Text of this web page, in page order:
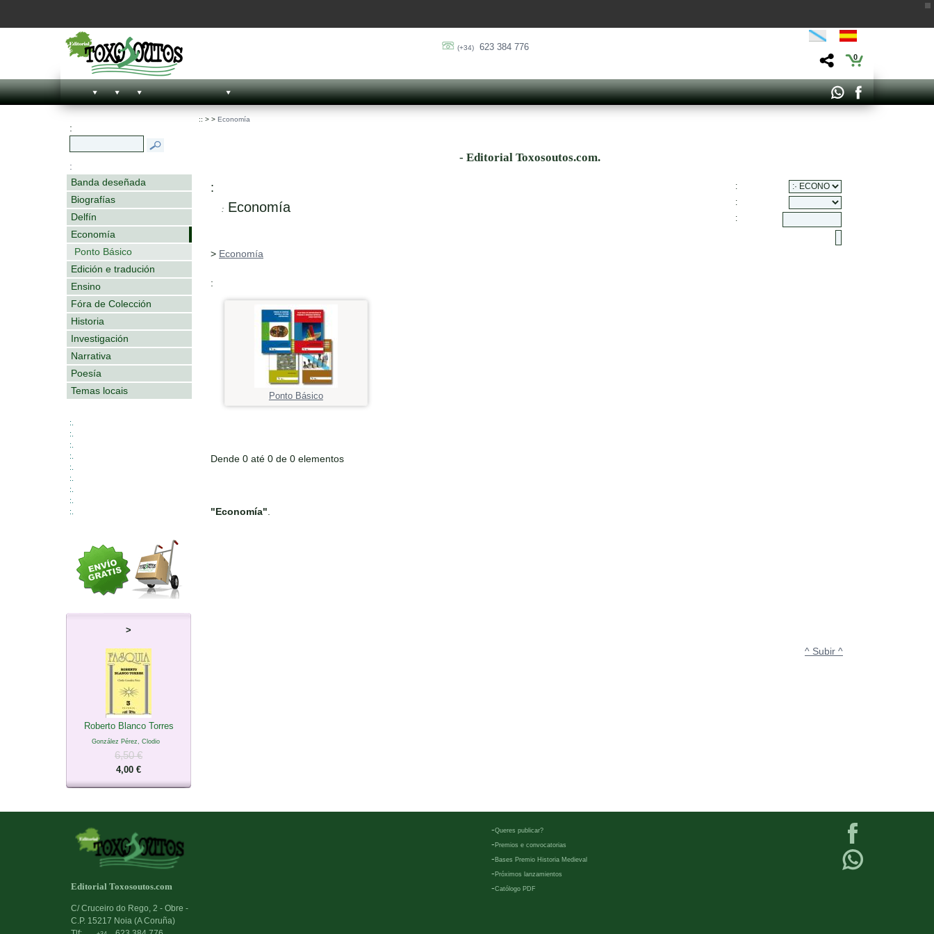
(+34) 623 384 776
0
:
:
Banda deseñada
Biografías
Delfín
Economía
Ponto Básico
Edición e tradución
Ensino
Fóra de Colección
Historia
Investigación
Narrativa
Poesía
Temas locais
:.
:.
:.
:.
:.
:.
:.
:.
:.
>
Roberto Blanco Torres
González Pérez, Clodio
6,50 €
4,00 €
:: > > Economía
- Editorial Toxosoutos.com.
:
: Economía
:
:
:
> Economía
:
Ponto Básico
Dende 0 até 0 de 0 elementos
"Economía"
^ Subir ^
Editorial Toxosoutos.com
C/ Cruceiro do Rego, 2 - Obre -
C.P. 15217 Noia (A Coruña)
-Queres publicar?
- Premios e convocatorias
- Bases Premio Historia Medieval
- Próximos lanzamientos
-Católogo PDF